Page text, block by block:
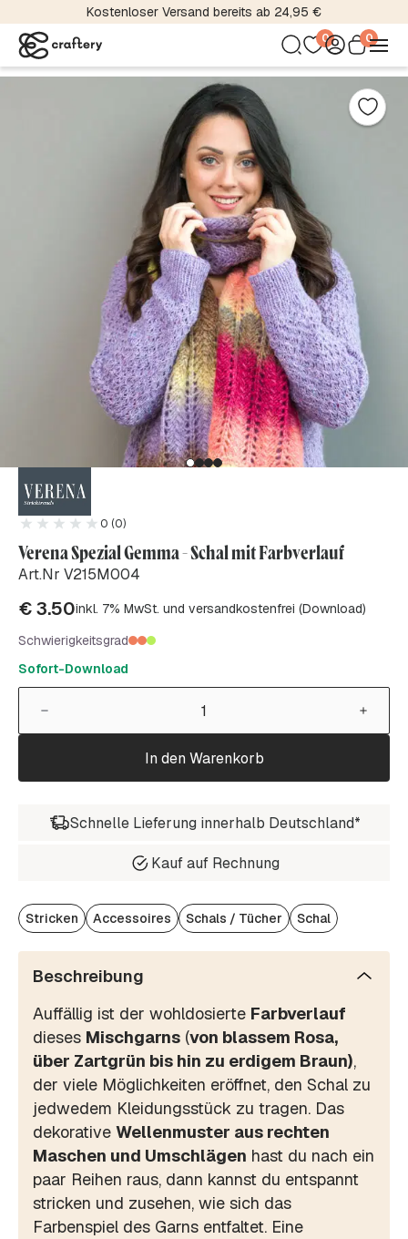
Kostenloser Versand bereits ab 24,95 €
0 0
0 (0)
Verena Spezial Gemma - Schal mit Farbverlauf
Art.Nr V215M004
€3.50inkl. 7% MwSt. und versandkostenfrei (Download)
Schwierigkeitsgrad
Sofort-Download
In den Warenkorb
Schnelle Lieferung innerhalb Deutschland*
Kauf auf Rechnung
Stricken Accessoires Schals / Tücher Schal
Beschreibung
Auffällig ist der wohldosierte Farbverlauf
dieses Mischgarns (von blassem Rosa,
über Zartgrün bis hin zu erdigem Braun),
der viele Möglichkeiten eröffnet, den Schal zu
jedwedem Kleidungsstück zu tragen. Das
dekorative Wellenmuster aus rechten
Maschen und Umschlägen hast du nach ein
paar Reihen raus, dann kannst du entspannt
stricken und zusehen, wie sich das
Farbenspiel des Garns entfaltet. Eine